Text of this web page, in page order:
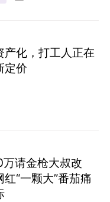
产化，打工人正在
定价
请金枪大叔改
红“一颗大”番茄痛